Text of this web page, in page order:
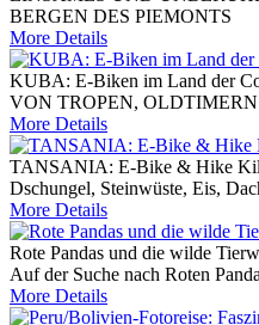
BERGEN DES PIEMONTS
More Details
KUBA: E-Biken im Land der
VON TROPEN,
More Details
TANSANIA: E-Bike & Hike
Dschungel, Steinwüste, Eis,
More Details
Rote Pandas und die wilde
Auf der Suche nach Roten
More Details